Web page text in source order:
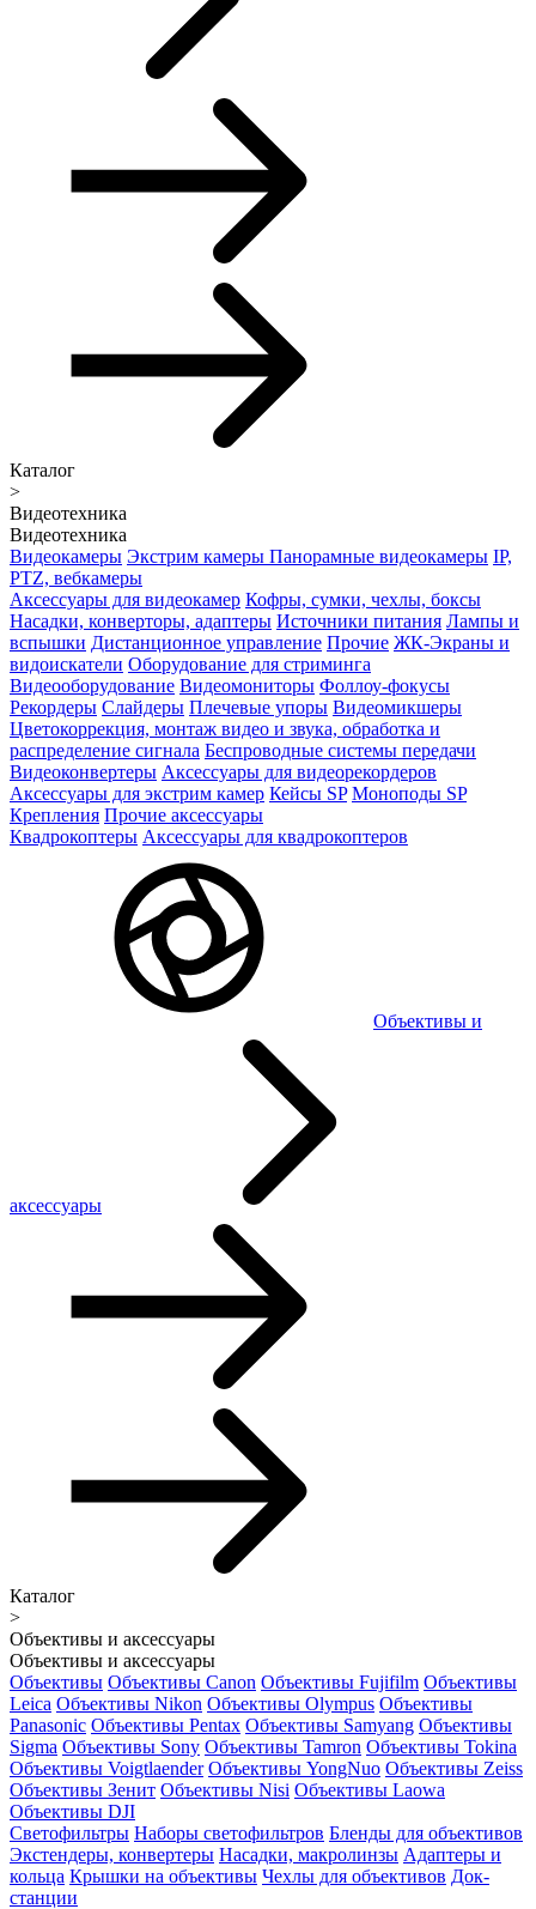
Каталог
>
Видеотехника
Видеотехника
Видеокамеры Экстрим камеры Панорамные видеокамеры IP,
PTZ, вебкамеры
Аксессуары для видеокамер Кофры, сумки, чехлы, боксы
Насадки, конверторы, адаптеры Источники питания Лампы и
вспышки Дистанционное управление Прочие ЖК-Экраны и
видоискатели Оборудование для стриминга
Видеооборудование Видеомониторы Фоллоу-фокусы
Рекордеры Слайдеры Плечевые упоры Видеомикшеры
Цветокоррекция, монтаж видео и звука, обработка и
распределение сигнала Беспроводные системы передачи
Видеоконвертеры Аксессуары для видеорекордеров
Аксессуары для экстрим камер Кейсы SP Моноподы SP
Крепления Прочие аксессуары
Квадрокоптеры Аксессуары для квадрокоптеров
Объективы и
аксессуары
Каталог
>
Объективы и аксессуары
Объективы и аксессуары
Объективы Объективы Canon Объективы Fujifilm Объективы
Leica Объективы Nikon Объективы Olympus Объективы
Panasonic Объективы Pentax Объективы Samyang Объективы
Sigma Объективы Sony Объективы Tamron Объективы Tokina
Объективы Voigtlaender Объективы YongNuo Объективы Zeiss
Объективы Зенит Объективы Nisi Объективы Laowa
Объективы DJI
Светофильтры Наборы светофильтров Бленды для объективов
Экстендеры, конвертеры Насадки, макролинзы Адаптеры и
кольца Крышки на объективы Чехлы для объективов Док-
станции